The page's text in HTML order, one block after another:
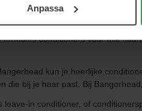
Anpassa
sluit de schubbenlaag weer.
conditioners voor alle
kun je heerlijke
bij je haar past. Bij
in conditioner, of